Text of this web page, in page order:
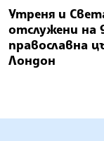
Утреня и
отслужени на
православна
Лондон